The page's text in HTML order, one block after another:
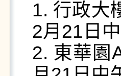
1. 行政大
2月21日
2. 東華園